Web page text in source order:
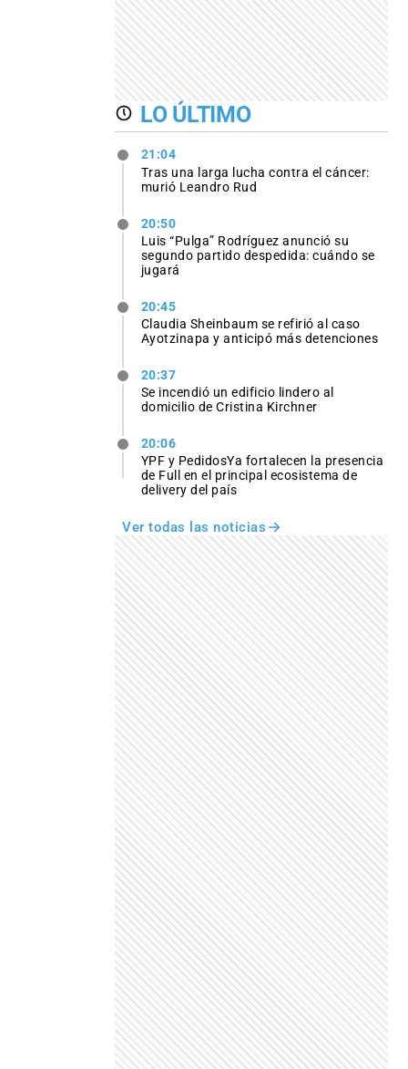
LO ÚLTIMO
21:04
Tras una larga lucha contra el cáncer:
murió Leandro Rud
20:50
Luis “Pulga” Rodríguez anunció su
segundo partido despedida: cuándo se
jugará
20:45
Claudia Sheinbaum se refirió al caso
Ayotzinapa y anticipó más detenciones
20:37
Se incendió un edificio lindero al
domicilio de Cristina Kirchner
20:06
YPF y PedidosYa fortalecen la presencia
de Full en el principal ecosistema de
delivery del país
Ver todas las noticias